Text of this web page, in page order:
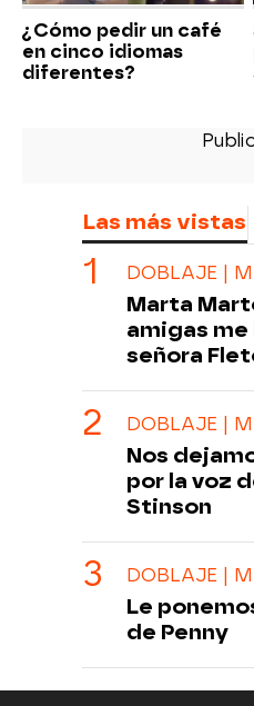
¿Cómo pedir un café
en cinco idiomas
diferentes?
Las más vistas
DOBLAJE |
Marta
amigas me
señora
DOBLAJE |
Nos
por la voz
Stinson
DOBLAJE |
Le
de Penny